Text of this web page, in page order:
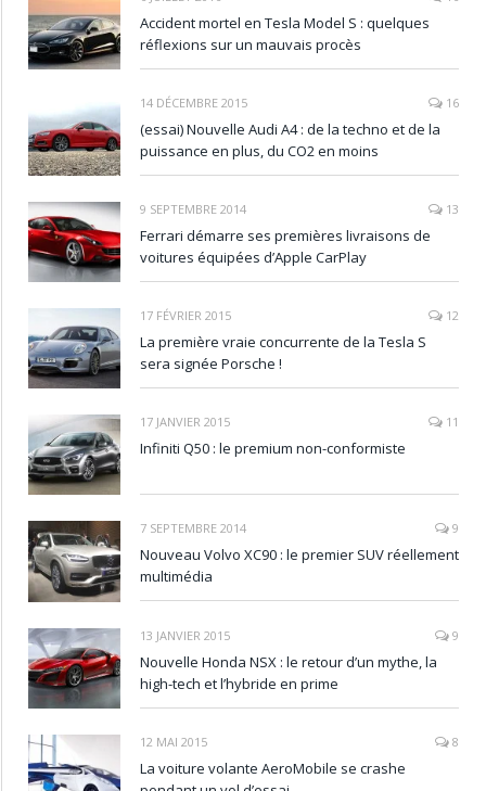
Accident mortel en Tesla Model S : quelques
réflexions sur un mauvais procès
14 DÉCEMBRE 2015 16
(essai) Nouvelle Audi A4 : de la techno et de la
puissance en plus, du CO2 en moins
9 SEPTEMBRE 2014 13
Ferrari démarre ses premières livraisons de
voitures équipées d’Apple CarPlay
17 FÉVRIER 2015 12
La première vraie concurrente de la Tesla S
sera signée Porsche !
17 JANVIER 2015 11
Infiniti Q50 : le premium non-conformiste
7 SEPTEMBRE 2014 9
Nouveau Volvo XC90 : le premier SUV réellement
multimédia
13 JANVIER 2015 9
Nouvelle Honda NSX : le retour d’un mythe, la
high-tech et l’hybride en prime
12 MAI 2015 8
La voiture volante AeroMobile se crashe